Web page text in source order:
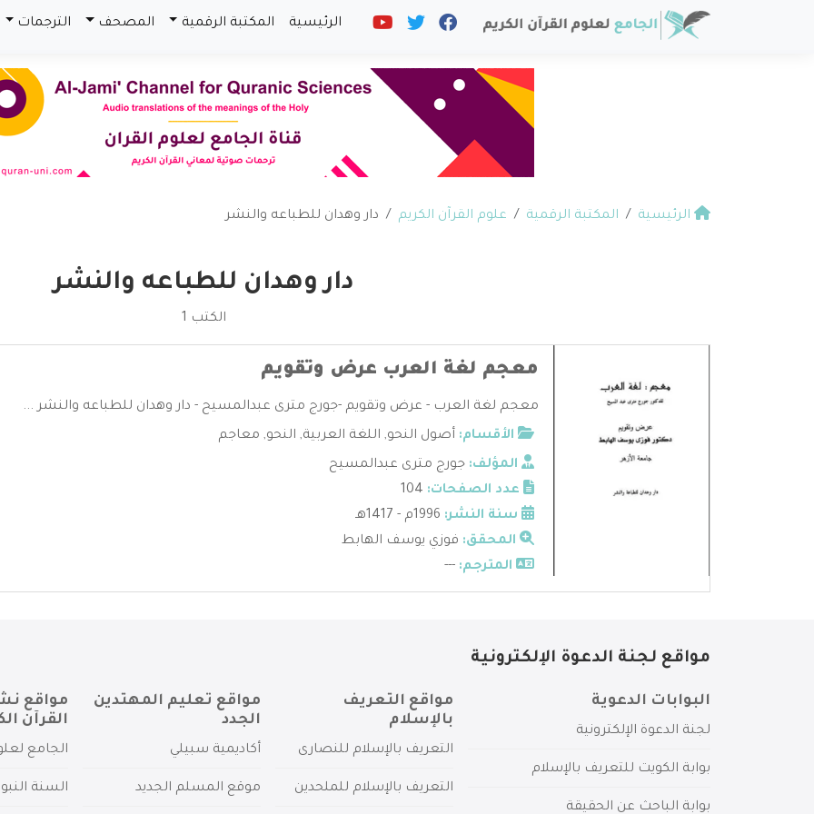
الرئيسية المكتبة الرقمية المصحف الترجمات
الرئيسية المكتبة الرقمية علوم القرآن الكريم دار وهدان للطباعه والنشر
دار وهدان للطباعه والنشر
الكتب 1
معجم لغة العرب عرض وتقويم
معجم لغة العرب - عرض وتقويم -جورج مترى عبدالمسيح - دار وهدان للطباعه والنشر ...
الأقسام: أصول النحو, اللغة العربية, النحو, معاجم
المؤلف: جورج مترى عبدالمسيح
عدد الصفحات:
سنة النشر:
المحقق: فوزي يوسف الهابط
المترجم: ---
مواقع لجنة الدعوة الإلكترونية
البوابات الدعوية
لجنة الدعوة الإلكترونية
بوابة الكويت للتعريف بالإسلام
بوابة الباحث عن الحقيقة
مواقع التعريف
بالإسلام
التعريف بالإسلام للنصارى
التعريف بالإسلام للملحدين
مواقع تعليم المهتدين
الجدد
أكاديمية سبيلي
موقع المسلم الجديد
مواقع
القرآن
الجامع
السنة